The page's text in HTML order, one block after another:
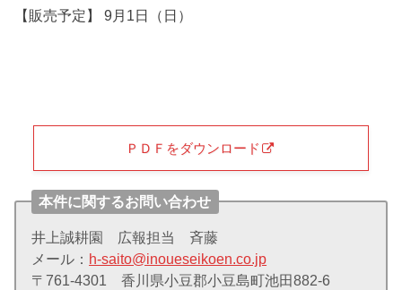
【販売予定】 9月1日（日）
ＰＤＦをダウンロード
本件に関するお問い合わせ
井上誠耕園 広報担当 斉藤
メール： h-saito@inoueseikoen.co.jp
〒761-4301 香川県小豆郡小豆島町池田882-6